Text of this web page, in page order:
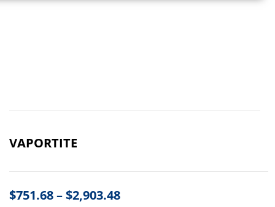
VAPORTITE
$751.68–$2,903.48